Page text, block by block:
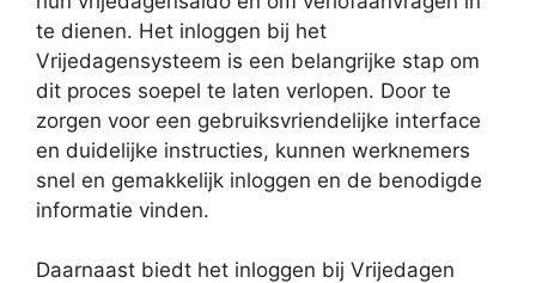
te dienen. Het inloggen bij het
Vrijedagensysteem is een belangrijke stap om
dit proces soepel te laten verlopen. Door te
zorgen voor een gebruiksvriendelijke interface
en duidelijke instructies, kunnen werknemers
snel en gemakkelijk inloggen en de benodigde
informatie vinden.
Daarnaast biedt het inloggen bij Vrijedagen